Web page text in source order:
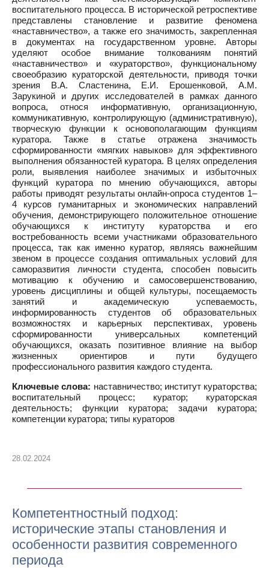
воспитательного процесса. В исторической ретроспективе
представлены становление и развитие феномена
«наставничество», а также его значимость, закрепленная
в документах на государственном уровне. Авторы
уделяют особое внимание толкованиям понятий
«наставничество» и «кураторство», функциональному
своеобразию кураторской деятельности, приводя точки
зрения В.А. Сластенина, Е.И. Ерошенковой, А.М.
Зарукиной и других исследователей в рамках данного
вопроса, относя информативную, организационную,
коммуникативную, контролирующую (административную),
творческую функции к основополагающим функциям
куратора. Также в статье отражена значимость
сформированности «мягких навыков» для эффективного
выполнения обязанностей куратора. В целях определения
роли, выявления наиболее значимых и избыточных
функций куратора по мнению обучающихся, авторы
работы приводят результаты онлайн-опроса студентов 1–
4 курсов гуманитарных и экономических направлений
обучения, демонстрирующего положительное отношение
обучающихся к институту кураторства и его
востребованность всеми участниками образовательного
процесса, так как именно куратор, являясь важнейшим
звеном в процессе создания оптимальных условий для
саморазвития личности студента, способен повысить
мотивацию к обучению и самосовершенствованию,
уровень дисциплины и общей культуры, посещаемость
занятий и академическую успеваемость,
информированность студентов об образовательных
возможностях и карьерных перспективах, уровень
сформированности универсальных компетенций
обучающихся, оказать позитивное влияние на выбор
жизненных ориентиров и пути будущего
профессионального развития каждого студента.
Ключевые слова: наставничество; институт кураторства;
воспитательный процесс; куратор; кураторская
деятельность; функции куратора; задачи куратора;
компетенции куратора; типы кураторов
28.02.2024
Компетентностный подход:
исторические этапы становления и
особенности развития современного
периода